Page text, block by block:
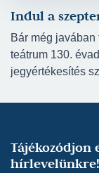
Indul a
Bár még
teátrum 130.
jegyértékesítés
Tájékozódjon
hírlevelünkre!